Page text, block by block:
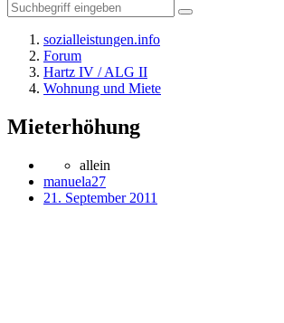
sozialleistungen.info
Forum
Hartz IV / ALG II
Wohnung und Miete
Mieterhöhung
allein
manuela27
21. September 2011